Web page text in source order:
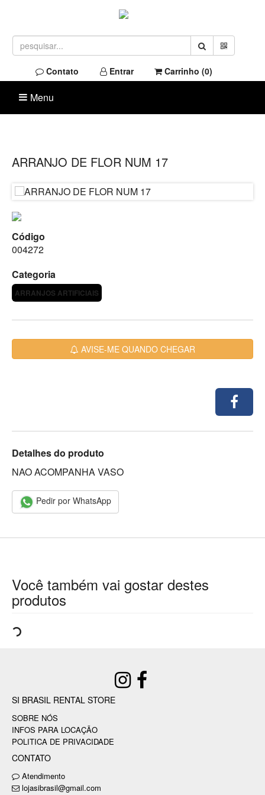
Contato Entrar Carrinho (0)
Menu
ARRANJO DE FLOR NUM 17
Código
004272
Categoria
ARRANJOS ARTIFICIAIS
AVISE-ME QUANDO CHEGAR
Detalhes do produto
NAO ACOMPANHA VASO
Pedir por WhatsApp
Você também vai gostar destes
produtos
SI BRASIL RENTAL STORE
SOBRE NÓS
INFOS PARA LOCAÇÃO
POLITICA DE PRIVACIDADE
CONTATO
Atendimento
lojasibrasil@gmail.com